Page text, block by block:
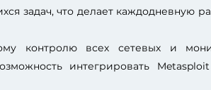
задач, что делает каждодневную
контролю всех сетевых и
интегрировать